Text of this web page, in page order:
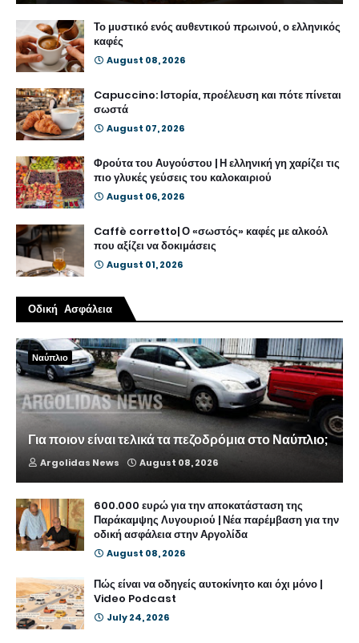
Το μυστικό ενός αυθεντικού πρωινού, ο ελληνικός
καφές
August 08, 2026
Capuccino: Ιστορία, προέλευση και πότε πίνεται
σωστά
August 07, 2026
Φρούτα του Αυγούστου | Η ελληνική γη χαρίζει τις
πιο γλυκές γεύσεις του καλοκαιριού
August 06, 2026
Caffè corretto| Ο «σωστός» καφές με αλκοόλ
που αξίζει να δοκιμάσεις
August 01, 2026
Οδική Ασφάλεια
Ναύπλιο
Για ποιον είναι τελικά τα πεζοδρόμια στο Ναύπλιο;
Argolidas News August 08, 2026
600.000 ευρώ για την αποκατάσταση της
Παράκαμψης Λυγουριού | Νέα παρέμβαση για την
οδική ασφάλεια στην Αργολίδα
August 08, 2026
Πώς είναι να οδηγείς αυτοκίνητο και όχι μόνο |
Video Podcast
July 24, 2026